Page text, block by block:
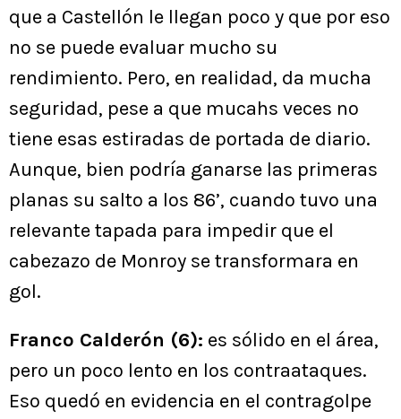
que a Castellón le llegan poco y que por eso
no se puede evaluar mucho su
rendimiento. Pero, en realidad, da mucha
seguridad, pese a que mucahs veces no
tiene esas estiradas de portada de diario.
Aunque, bien podría ganarse las primeras
planas su salto a los 86’, cuando tuvo una
relevante tapada para impedir que el
cabezazo de Monroy se transformara en
gol.
Franco Calderón (6): es sólido en el área,
pero un poco lento en los contraataques.
Eso quedó en evidencia en el contragolpe